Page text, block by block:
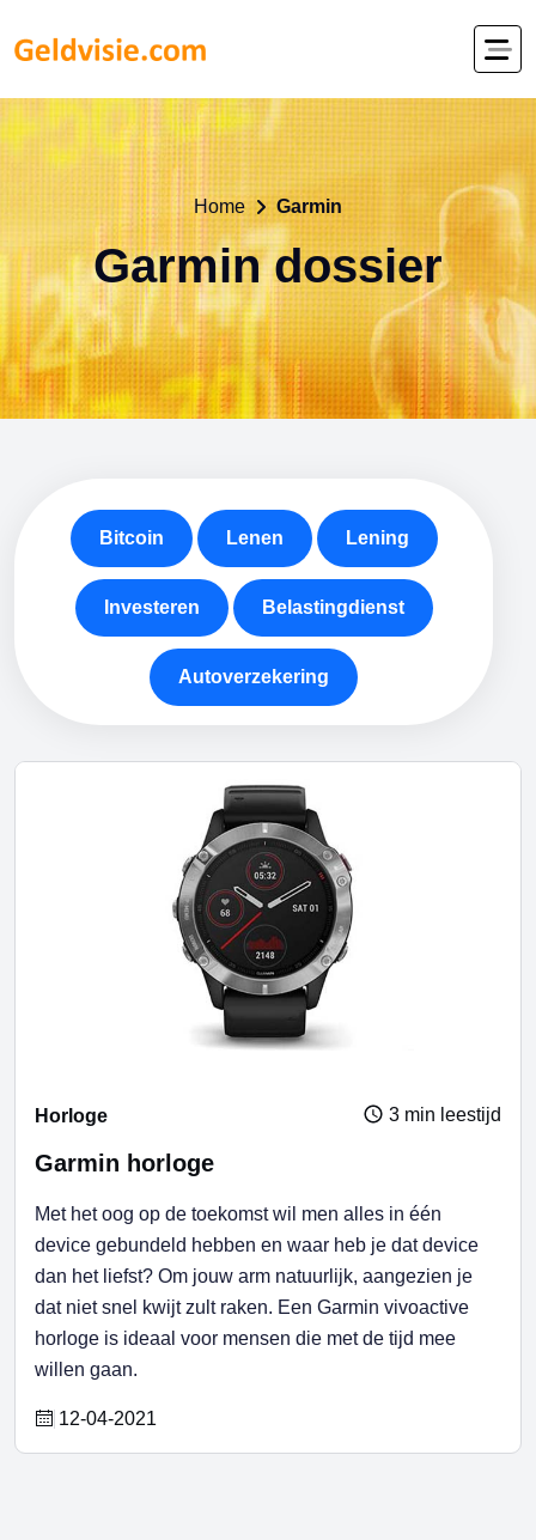
Home Garmin
Garmin dossier
Bitcoin Lenen Lening
Investeren Belastingdienst
Autoverzekering
Horloge 3 min leestijd
Garmin horloge
Met het oog op de toekomst wil men alles in één
device gebundeld hebben en waar heb je dat device
dan het liefst? Om jouw arm natuurlijk, aangezien je
dat niet snel kwijt zult raken. Een Garmin vivoactive
horloge is ideaal voor mensen die met de tijd mee
willen gaan.
12-04-2021